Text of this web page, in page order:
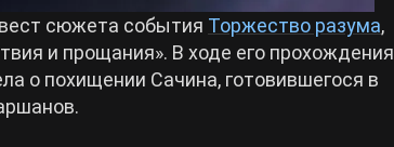
сюжета события Торжество разума,
и прощания». В ходе его прохождения
о похищении Сачина, готовившегося в